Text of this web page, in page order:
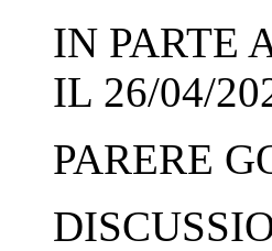
IN PARTE
IL 26/04/
PARERE